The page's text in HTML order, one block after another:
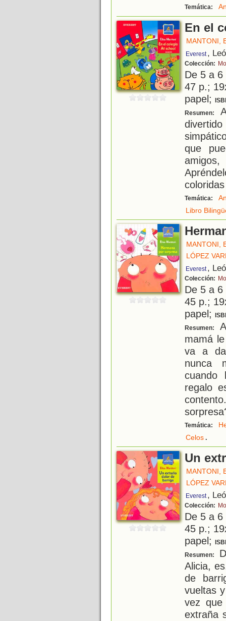
Temática:
En el
MANTONI,
Everest ,
Colección:
De 5 a
47 p.;
papel;
Resumen:
que
Temática:
Libro
MANTONI,
LÓPEZ
Everest ,
Colección:
De 5 a
45 p.;
papel;
Resumen:
mamá
va a
nunca
regalo
Temática:
Celos.
Un
MANTONI,
LÓPEZ
Everest ,
Colección:
De 5 a
45 p.;
papel;
Resumen:
Alicia,
de
vueltas
vez
extraña